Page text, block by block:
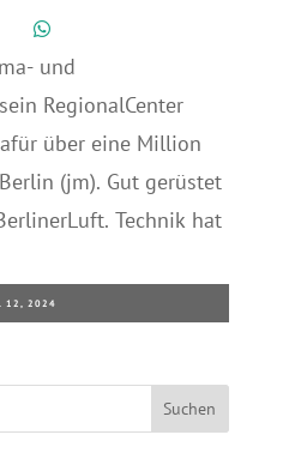
und
RegionalCenter
über eine Million
(jm). Gut gerüstet
Technik hat
12, 2024